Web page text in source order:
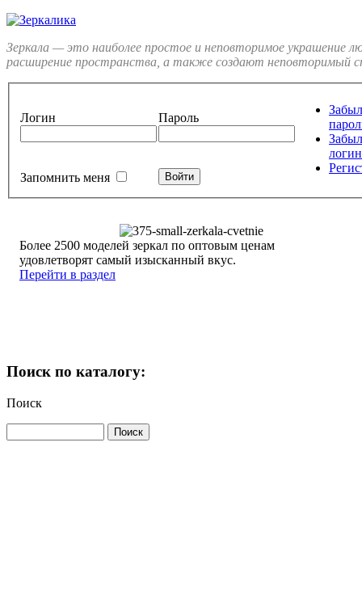
Зеркала — это наиболее простое и неповторимое украшение
расширение пространства, а также создают неповторимый
Логин Пароль
Запомнить меня
Более 2500 моделей зеркал по оптовым ценам
удовлетворят самый изысканный вкус.
Перейти в раздел
Поиск по каталогу:
Поиск